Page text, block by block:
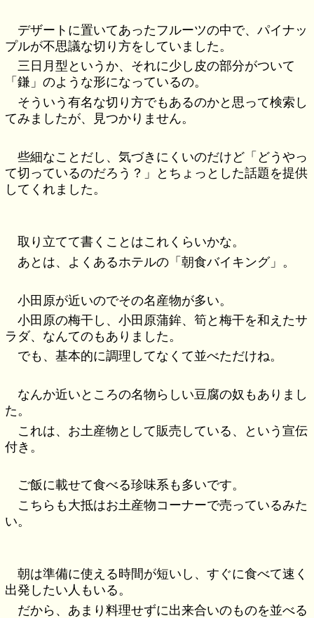
デザートに置いてあったフルーツの中で、パイナッ
プルが不思議な切り方をしていました。
三日月型というか、それに少し皮の部分がついて
「鎌」のような形になっているの。
そういう有名な切り方でもあるのかと思って検索し
てみましたが、見つかりません。
些細なことだし、気づきにくいのだけど「どうやっ
て切っているのだろう？」とちょっとした話題を提供
してくれました。
取り立てて書くことはこれくらいかな。
あとは、よくあるホテルの「朝食バイキング」。
小田原が近いのでその名産物が多い。
小田原の梅干し、小田原蒲鉾、筍と梅干を和えたサ
ラダ、なんてのもありました。
でも、基本的に調理してなくて並べただけね。
なんか近いところの名物らしい豆腐の奴もありまし
た。
これは、お土産物として販売している、という宣伝
付き。
ご飯に載せて食べる珍味系も多いです。
こちらも大抵はお土産物コーナーで売っているみた
い。
朝は準備に使える時間が短いし、すぐに食べて速く
出発したい人もいる。
だから、あまり料理せずに出来合いのものを並べる